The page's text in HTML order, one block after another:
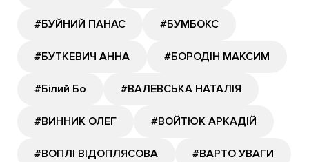
#БУЙНИЙ ПАНАС #БУМБОКС
#БУТКЕВИЧ АННА #БОРОДІН МАКСИМ
#Білий Бо #ВАЛЕВСЬКА НАТАЛІЯ
#ВИННИК ОЛЕГ #ВОЙТЮК АРКАДІЙ
#ВОПЛІ ВІДОПЛЯСОВА #ВАРТО УВАГИ